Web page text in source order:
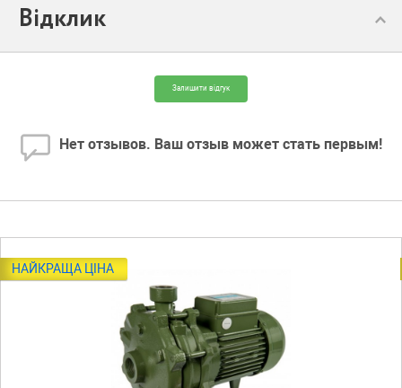
Відклик
Залишити відгук
Нет отзывов. Ваш отзыв может стать первым!
НАЙКРАЩА ЦІНА